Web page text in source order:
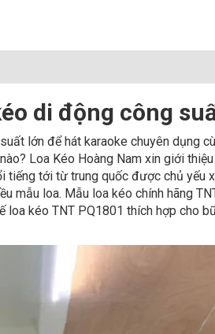
di động công
lớn để hát karaoke chuyên dụng
Loa Kéo Hoàng Nam xin giới
tiếng tới từ trung quốc được chủ yếu
mẫu loa. Mẫu loa kéo chính hãng
kéo TNT PQ1801 thích hợp cho